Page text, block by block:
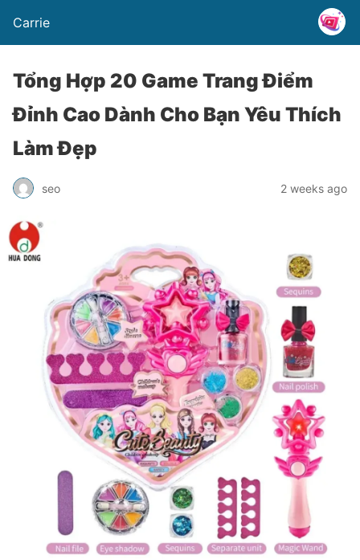
Carrie
Tổng Hợp 20 Game Trang Điểm
Đỉnh Cao Dành Cho Bạn Yêu Thích
Làm Đẹp
seo 2 weeks ago